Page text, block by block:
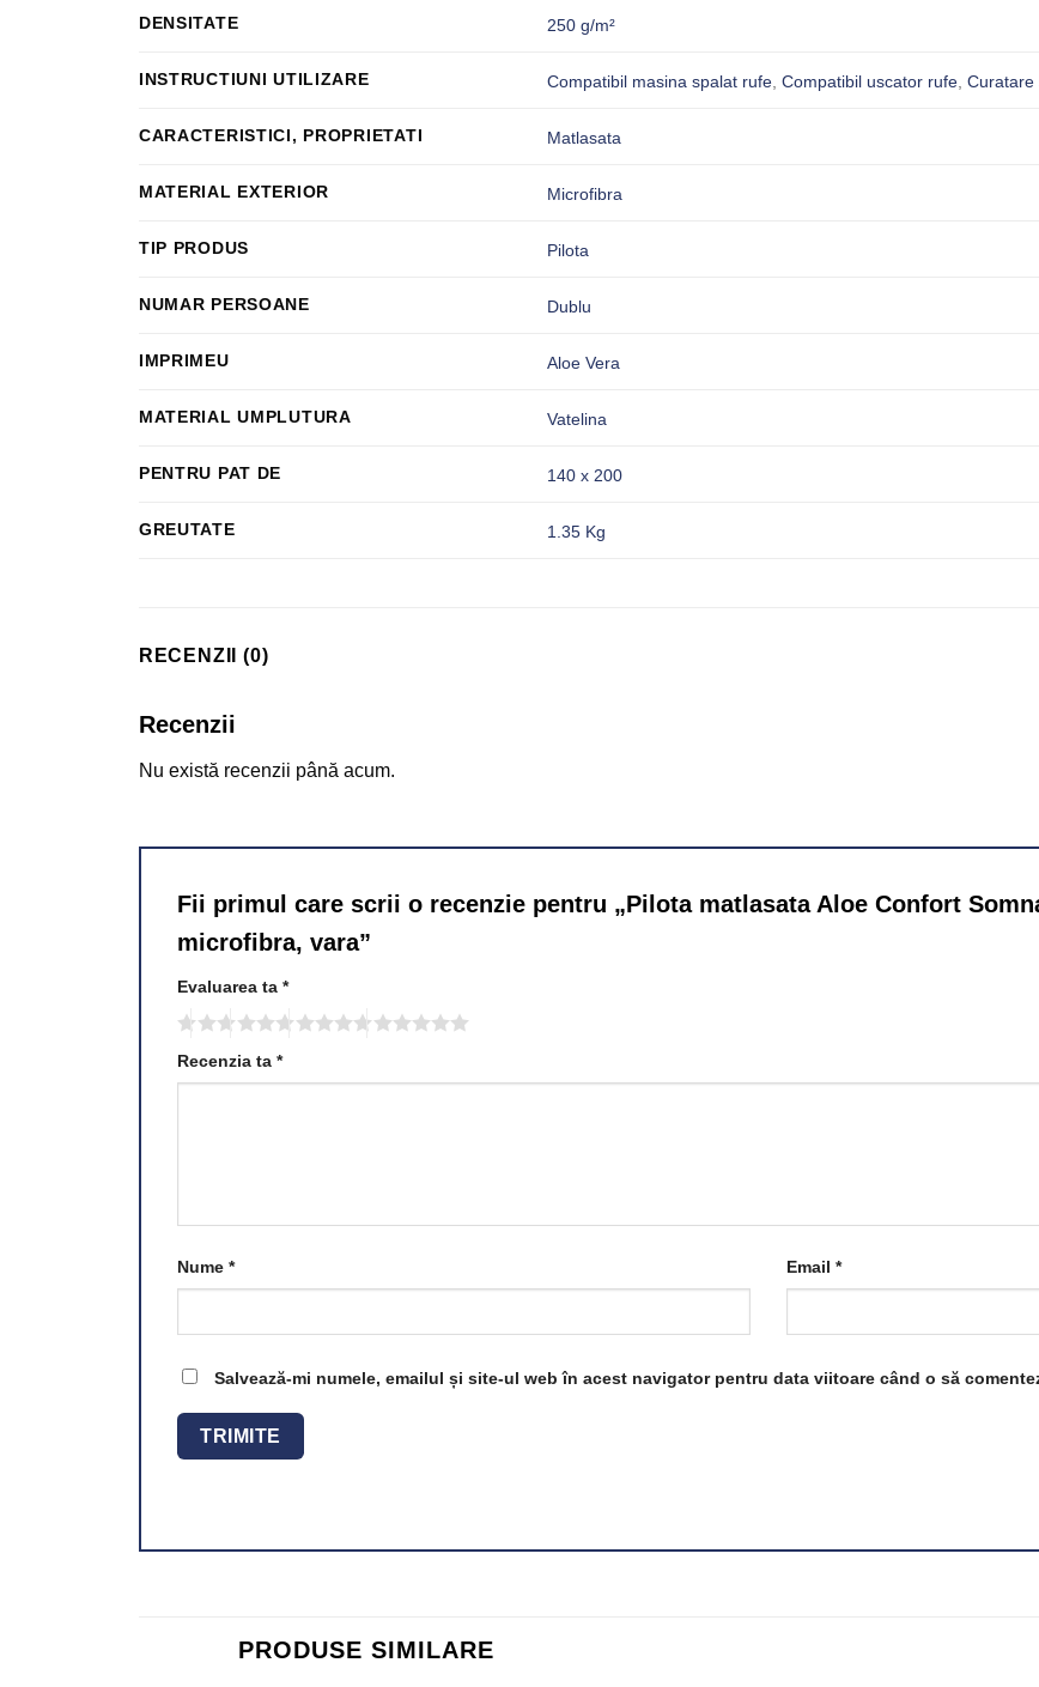
DENSITATE 250 g/m²
INSTRUCTIUNI UTILIZARE Compatibil masina spalat rufe, Compatibil uscator rufe, Curatare
CARACTERISTICI, PROPRIETATI Matlasata
MATERIAL EXTERIOR Microfibra
TIP PRODUS Pilota
NUMAR PERSOANE Dublu
IMPRIMEU Aloe Vera
MATERIAL UMPLUTURA Vatelina
PENTRU PAT DE 140 x 200
GREUTATE 1.35 Kg
RECENZII (0)
Recenzii
Nu există recenzii până acum.
Fii primul care scrii o recenzie pentru „Pilota matlasata Aloe Confort
microfibra, vara”
Evaluarea ta *
Recenzia ta *
Nume * Email *
Salvează-mi numele, emailul și site-ul web în acest navigator pentru data viitoare când o să
PRODUSE SIMILARE